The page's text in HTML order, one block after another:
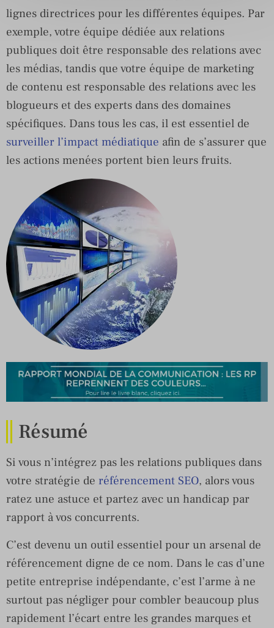
lignes directrices pour les différentes équipes. Par
exemple, votre équipe dédiée aux relations
publiques doit être responsable des relations avec
les médias, tandis que votre équipe de marketing
de contenu est responsable des relations avec les
blogueurs et des experts dans des domaines
spécifiques. Dans tous les cas, il est essentiel de
surveiller l’impact médiatique afin de s’assurer que
les actions menées portent bien leurs fruits.
Résumé
Si vous n’intégrez pas les relations publiques dans
votre stratégie de référencement SEO, alors vous
ratez une astuce et partez avec un handicap par
rapport à vos concurrents.
C’est devenu un outil essentiel pour un arsenal de
référencement digne de ce nom. Dans le cas d’une
petite entreprise indépendante, c’est l’arme à ne
surtout pas négliger pour combler beaucoup plus
rapidement l’écart entre les grandes marques et